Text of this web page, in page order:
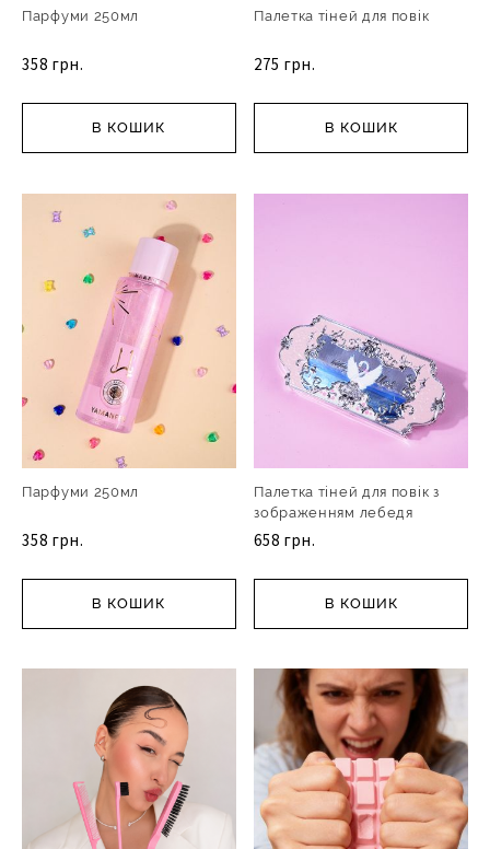
Парфуми 250мл
358 грн.
В КОШИК
Палетка тіней для повік
275 грн.
В КОШИК
Парфуми 250мл
358 грн.
В КОШИК
Палетка тіней для повік з
зображенням лебедя
658 грн.
В КОШИК